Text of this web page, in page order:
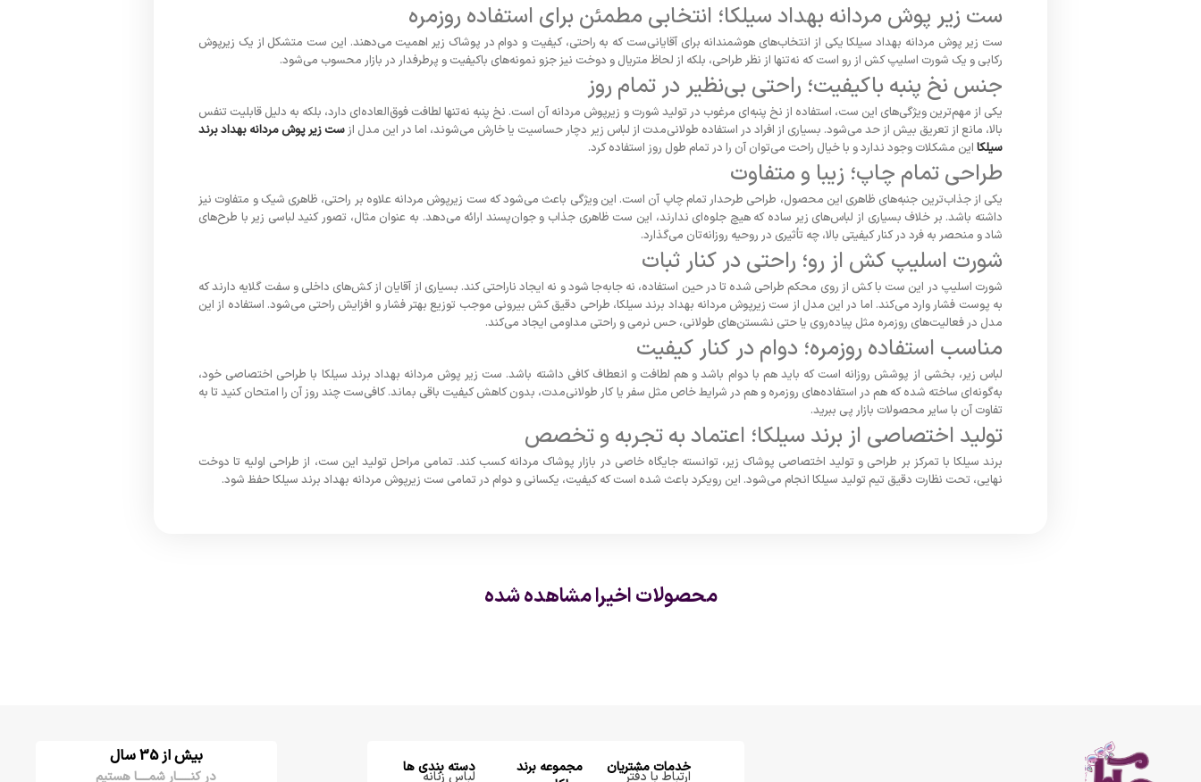
ست زیر پوش مردانه بهداد سیلکا؛ انتخابی مطمئن برای استفاده روزمره
ست زیر پوش مردانه بهداد سیلکا یکی از انتخاب‌های هوشمندانه برای آقایانی‌ست که به راحتی، کیفیت و دوام در پوشاک زیر اهمیت می‌دهند. این ست متشکل از یک زیرپوش
رکابی و یک شورت اسلیپ کش از رو است که نه‌تنها از نظر طراحی، بلکه از لحاظ متریال و دوخت نیز جزو نمونه‌های باکیفیت و پرطرفدار در بازار محسوب می‌شود.
جنس نخ پنبه باکیفیت؛ راحتی بی‌نظیر در تمام روز
یکی از مهم‌ترین ویژگی‌های این ست، استفاده از نخ پنبه‌ای مرغوب در تولید شورت و زیرپوش مردانه آن است. نخ پنبه نه‌تنها لطافت فوق‌العاده‌ای دارد، بلکه به دلیل قابلیت تنفس
بالا، مانع از تعریق بیش از حد می‌شود. بسیاری از افراد در استفاده طولانی‌مدت از لباس زیر دچار حساسیت یا خارش می‌شوند، اما در این مدل ازست زیر پوش مردانه بهداد برند
سیلکا این مشکلات وجود ندارد و با خیال راحت می‌توان آن را در تمام طول روز استفاده کرد.
طراحی تمام چاپ؛ زیبا و متفاوت
یکی از جذاب‌ترین جنبه‌های ظاهری این محصول، طراحی طرحدار تمام چاپ آن است. این ویژگی باعث می‌شود که ست زیرپوش مردانه علاوه بر راحتی، ظاهری شیک و متفاوت نیز
داشته باشد. بر خلاف بسیاری از لباس‌های زیر ساده که هیچ جلوه‌ای ندارند، این ست ظاهری جذاب و جوان‌پسند ارائه می‌دهد. به عنوان مثال، تصور کنید لباسی زیر با طرح‌های
شاد و منحصر به فرد در کنار کیفیتی بالا، چه تأثیری در روحیه روزانه‌تان می‌گذارد.
شورت اسلیپ کش از رو؛ راحتی در کنار ثبات
شورت اسلیپ در این ست با کش از روی محکم طراحی شده تا در حین استفاده، نه جابه‌جا شود و نه ایجاد ناراحتی کند. بسیاری از آقایان از کش‌های داخلی و سفت گلایه دارند که
به پوست فشار وارد می‌کند. اما در این مدل از ست زیرپوش مردانه بهداد برند سیلکا، طراحی دقیق کش بیرونی موجب توزیع بهتر فشار و افزایش راحتی می‌شود. استفاده از این
مدل در فعالیت‌های روزمره مثل پیاده‌روی یا حتی نشستن‌های طولانی، حس نرمی و راحتی مداومی ایجاد می‌کند.
مناسب استفاده روزمره؛ دوام در کنار کیفیت
لباس زیر، بخشی از پوشش روزانه است که باید هم با دوام باشد و هم لطافت و انعطاف کافی داشته باشد. ست زیر پوش مردانه بهداد برند سیلکا با طراحی اختصاصی خود،
به‌گونه‌ای ساخته شده که هم در استفاده‌های روزمره و هم در شرایط خاص مثل سفر یا کار طولانی‌مدت، بدون کاهش کیفیت باقی بماند. کافی‌ست چند روز آن را امتحان کنید تا به
تفاوت آن با سایر محصولات بازار پی ببرید.
تولید اختصاصی از برند سیلکا؛ اعتماد به تجربه و تخصص
برند سیلکا با تمرکز بر طراحی و تولید اختصاصی پوشاک زیر، توانسته جایگاه خاصی در بازار پوشاک مردانه کسب کند. تمامی مراحل تولید این ست، از طراحی اولیه تا دوخت
نهایی، تحت نظارت دقیق تیم تولید سیلکا انجام می‌شود. این رویکرد باعث شده است که کیفیت، یکسانی و دوام در تمامی ست زیرپوش مردانه بهداد برند سیلکا حفظ شود.
محصولات اخیرا مشاهده شده
خدمات مشتریان
ارتباط با دفتر
مجموعه برند
دسته بندی ها
لباس زنانه
بیش از 35 سال
در کنـــــار شمــــا هستیم